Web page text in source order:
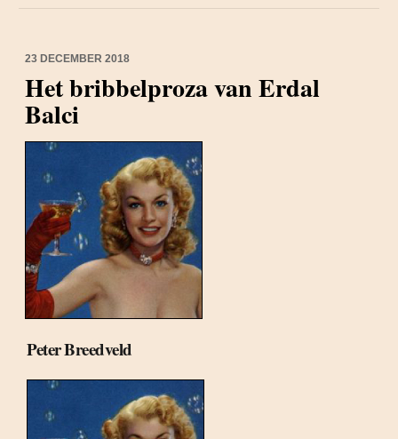
23 DECEMBER 2018
Het bribbelproza van Erdal
Balci
Peter Breedveld